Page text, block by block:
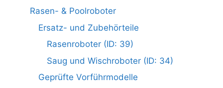
Rasen- & Poolroboter
Ersatz- und Zubehörteile
Rasenroboter (ID: 39)
Saug und Wischroboter (ID: 34)
Geprüfte Vorführmodelle